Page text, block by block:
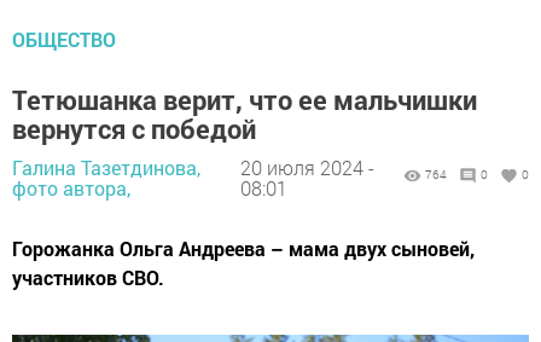
ОБЩЕСТВО
Тетюшанка верит, что ее мальчишки
вернутся с победой
Галина Тазетдинова,
фото автора,
20 июля 2024 -
08:01
764 0 0
Горожанка Ольга Анд­реева – мама двух сыновей,
участников СВО.